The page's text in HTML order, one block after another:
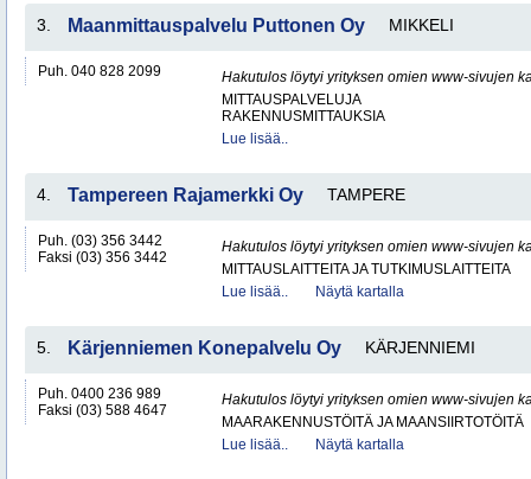
3. Maanmittauspalvelu Puttonen Oy MIKKELI
Puh. 040 828 2099
Hakutulos löytyi yrityksen omien www-sivujen
MITTAUSPALVELUJA
RAKENNUSMITTAUKSIA
Lue lisää..
4. Tampereen Rajamerkki Oy TAMPERE
Puh. (03) 356 3442
Faksi (03) 356 3442
Hakutulos löytyi yrityksen omien www-sivujen
MITTAUSLAITTEITA JA TUTKIMUSLAITTEITA
Lue lisää..
Näytä kartalla
5. Kärjenniemen Konepalvelu Oy KÄRJENNIEMI
Puh. 0400 236 989
Faksi (03) 588 4647
Hakutulos löytyi yrityksen omien www-sivujen
MAARAKENNUSTÖITÄ JA MAANSIIRTOTÖITÄ
Lue lisää..
Näytä kartalla